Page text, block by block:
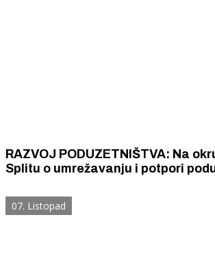
RAZVOJ PODUZETNIŠTVA: Na
Splitu o umrežavanju i potpori
07. Listopad